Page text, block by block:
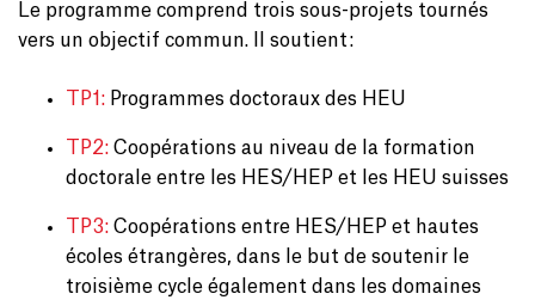
Le programme comprend trois sous-projets tournés
vers un objectif commun. Il soutient:
TP1: Programmes doctoraux des HEU
TP2: Coopérations au niveau de la formation
doctorale entre les HES/HEP et les HEU suisses
TP3: Coopérations entre HES/HEP et hautes
écoles étrangères, dans le but de soutenir le
troisième cycle également dans les domaines